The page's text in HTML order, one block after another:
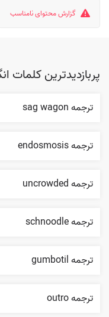
گزارش محتوای نامناسب
پربازدیدترین کلمات
ترجمه sag wagon
ترجمه endosmosis
ترجمه uncrowded
ترجمه schnoodle
ترجمه gumbotil
ترجمه outro